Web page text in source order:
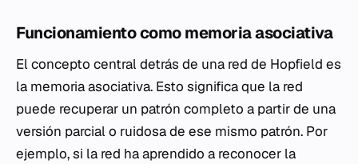
Funcionamiento como memoria asociativa
El concepto central detrás de una red de Hopfield es
la memoria asociativa. Esto significa que la red
puede recuperar un patrón completo a partir de una
versión parcial o ruidosa de ese mismo patrón. Por
ejemplo, si la red ha aprendido a reconocer la